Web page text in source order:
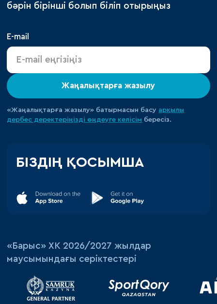
бәрін бірінші болып біліп отырыңыз
E-mail
Жаңалықтарға жазылу
«Жаңалықтарға жазылу» батырмасын басу арқылы
дербес деректеріңізді өңдеуге келісім бересіз.
БІЗДІҢ ҚОСЫМША
«‎Барыс»‎ ХК 2026/2027 жылдар
маусымындағы серіктестері